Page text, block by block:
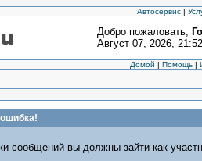
Автосервис |
Добро пожаловать,
Август 07, 2026,
Домой | Помощь |
сообщений вы должны зайти как